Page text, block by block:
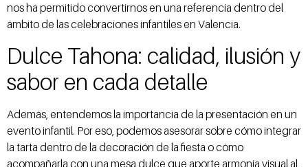
nos ha permitido convertirnos en una referencia dentro del
ámbito de las celebraciones infantiles en Valencia.
Dulce Tahona: calidad, ilusión y
sabor en cada detalle
Además, entendemos la importancia de la presentación en un
evento infantil. Por eso, podemos asesorar sobre cómo integrar
la tarta dentro de la decoración de la fiesta o cómo
acompañarla con una mesa dulce que aporte armonía visual al